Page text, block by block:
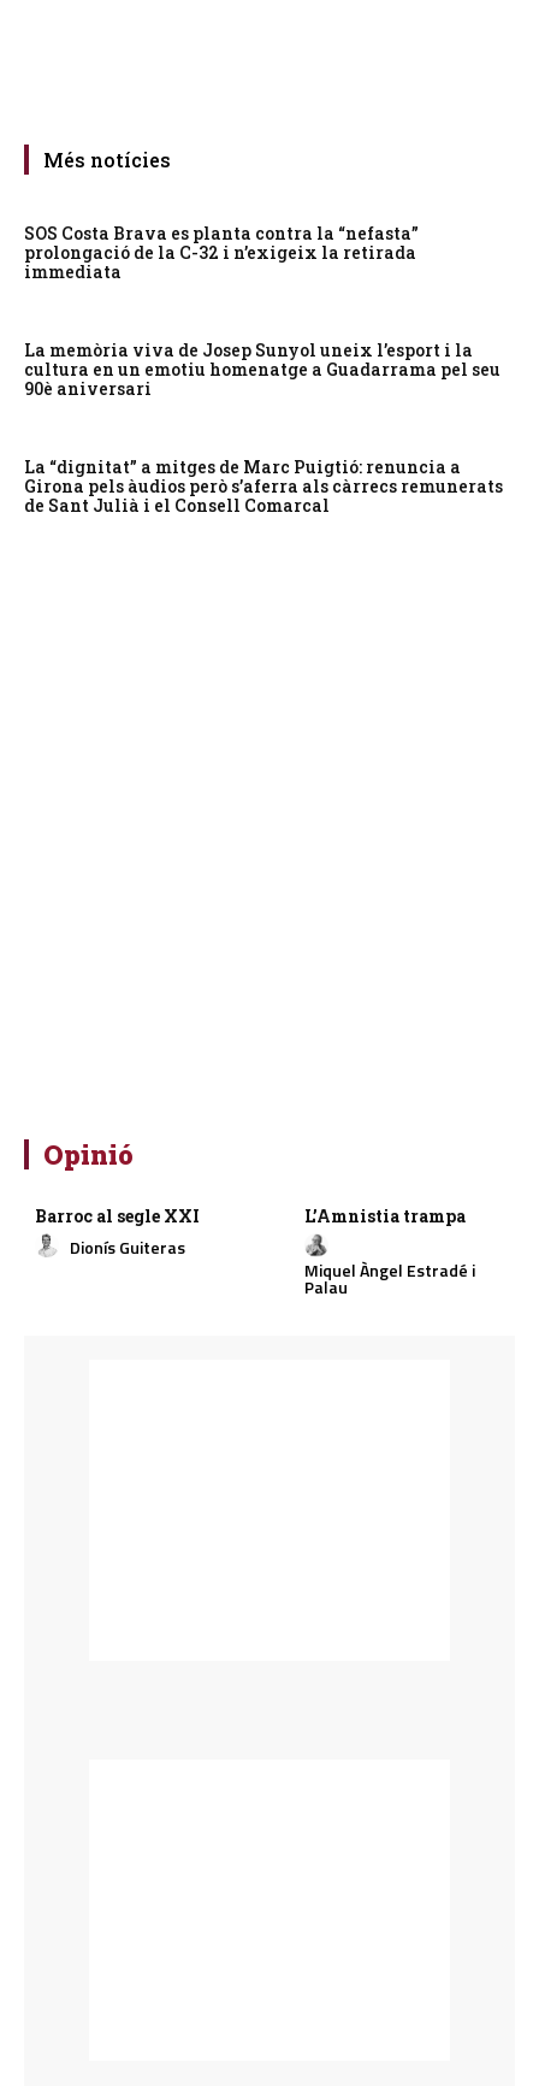
Més notícies
SOS Costa Brava es planta contra la “nefasta”
prolongació de la C-32 i n’exigeix la retirada
immediata
La memòria viva de Josep Sunyol uneix l’esport i la
cultura en un emotiu homenatge a Guadarrama pel seu
90è aniversari
La “dignitat” a mitges de Marc Puigtió: renuncia a
Girona pels àudios però s’aferra als càrrecs remunerats
de Sant Julià i el Consell Comarcal
Opinió
Barroc al segle XXI
Dionís Guiteras
L’Amnistia trampa
Miquel Àngel Estradé i
Palau